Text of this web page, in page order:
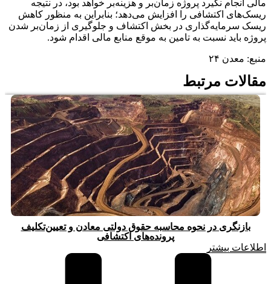
مالی انجام نگیرد پروژه زمان‌بر و هزینه‌بر خواهد بود، در نتیجه
ریسک‌های اکتشافی را افزایش می‌دهد؛ بنابراین به منظور کاهش
ریسک سرمایه‌گذاری در بخش اکتشاف و جلوگیری از زمان‌بر شدن
پروژه باید نسبت به تامین به موقع منابع مالی اقدام شود.
منبع: معدن ۲۴
مقالات مرتبط
بازنگری در نحوه محاسبه حقوق دولتی معادن و تعیین‌تکلیف
پرونده‌های اکتشافی
اطلاعات بیشتر